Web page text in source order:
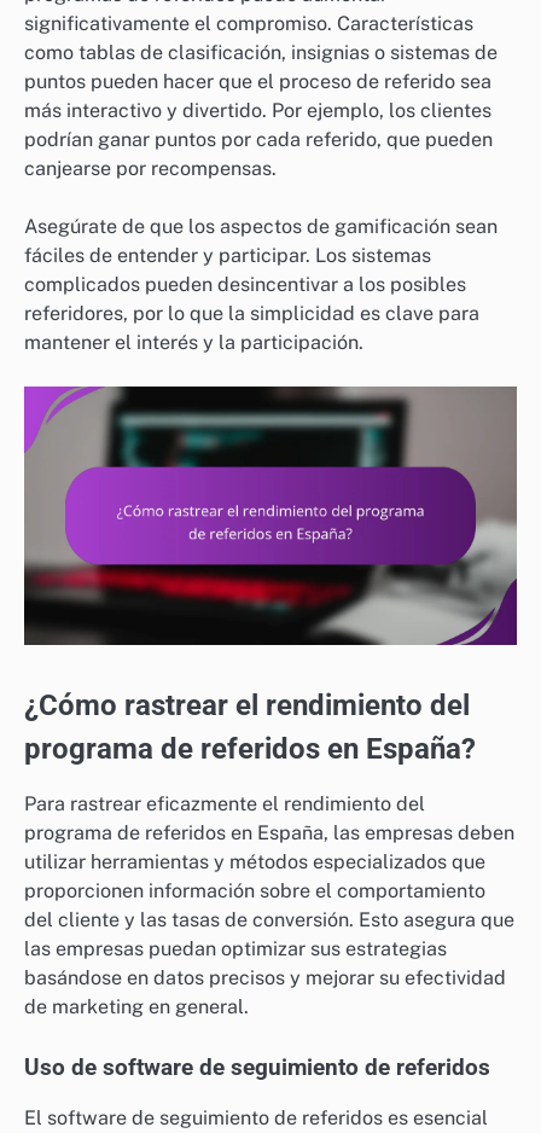
significativamente el compromiso. Características
como tablas de clasificación, insignias o sistemas de
puntos pueden hacer que el proceso de referido sea
más interactivo y divertido. Por ejemplo, los clientes
podrían ganar puntos por cada referido, que pueden
canjearse por recompensas.
Asegúrate de que los aspectos de gamificación sean
fáciles de entender y participar. Los sistemas
complicados pueden desincentivar a los posibles
referidores, por lo que la simplicidad es clave para
mantener el interés y la participación.
¿Cómo rastrear el rendimiento del
programa de referidos en España?
Para rastrear eficazmente el rendimiento del
programa de referidos en España, las empresas deben
utilizar herramientas y métodos especializados que
proporcionen información sobre el comportamiento
del cliente y las tasas de conversión. Esto asegura que
las empresas puedan optimizar sus estrategias
basándose en datos precisos y mejorar su efectividad
de marketing en general.
Uso de software de seguimiento de referidos
El software de seguimiento de referidos es esencial